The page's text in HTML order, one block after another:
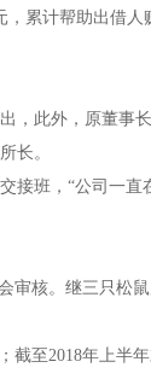
，累计帮助出借人
，此外，原董事
长。
班，“公司一直
审核。继三只松
截至2018年上半